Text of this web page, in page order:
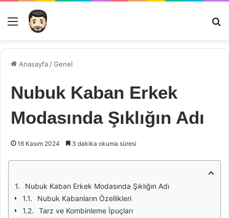
Menü
Anasayfa /Genel
Nubuk Kaban Erkek
Modasında Şıklığın Adı
16 Kasım 2024 3 dakika okuma süresi
Nubuk Kaban Erkek Modasında Şıklığın Adı
Nubuk Kabanların Özellikleri
Tarz ve Kombinleme İpuçları